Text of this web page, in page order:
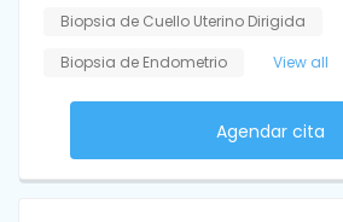
Biopsia de Cuello Uterino Dirigida
Biopsia de Endometrio
View all
Agendar cita